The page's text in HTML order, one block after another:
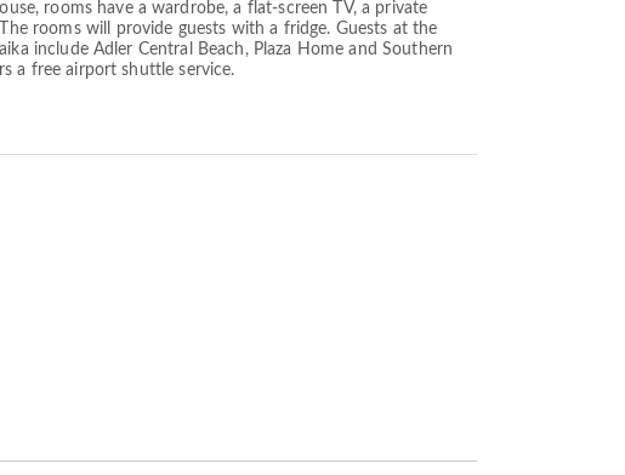
rooms have a wardrobe, a flat-screen TV, a private
rooms will provide guests with a fridge. Guests at the
include Adler Central Beach, Plaza Home and Southern
a free airport shuttle service.